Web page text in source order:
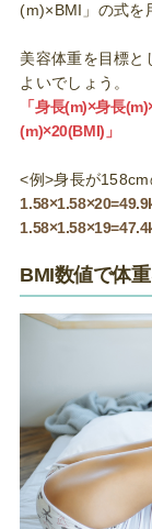
(m)×BMI」の式を
美容体重を目標と
よいでしょう。
「身長(m)×身長
(m)×20(BMI)」
<例>身長が158cm
BMI数値で体